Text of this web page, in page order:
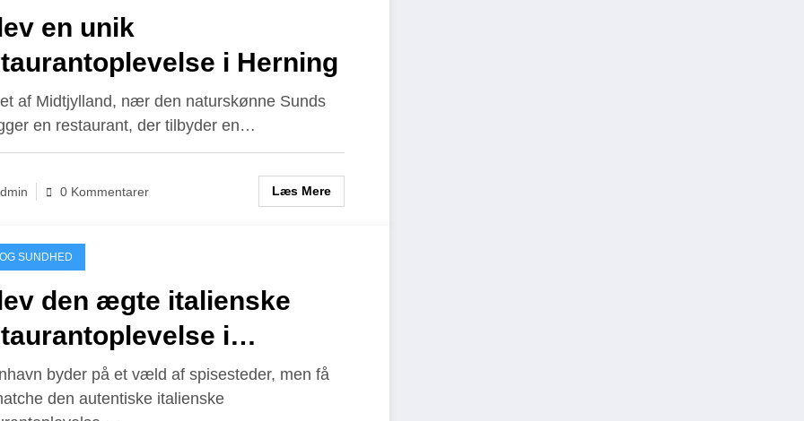
en unik
i Herning
af Midtjylland, nær den naturskønne Sunds
en restaurant, der tilbyder en…
0 Kommentarer Læs Mere
SUNDHED
den ægte italienske
i
byder på et væld af spisesteder, men få
den autentiske italienske